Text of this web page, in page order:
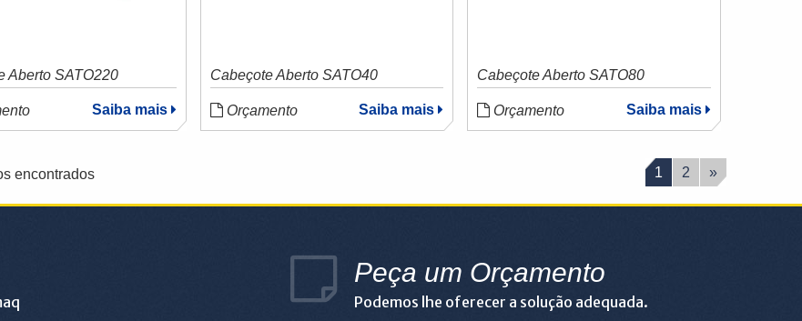
Aberto SATO220
Saiba mais
Cabeçote Aberto SATO40
Orçamento Saiba mais
Cabeçote Aberto SATO80
Orçamento Saiba mais
encontrados 1 2 »
Peça um Orçamento
Podemos lhe oferecer a solução adequada.